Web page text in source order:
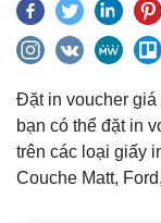
Đặt in voucher giá
bạn có thể đặt in
trên các loại giấy
Couche Matt,